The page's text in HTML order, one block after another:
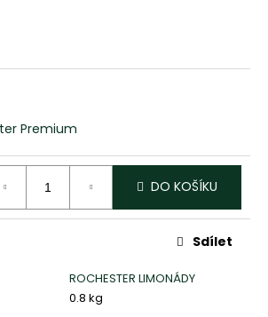
Premium
DO KOŠÍKU
ROCHESTER LIMONÁDY
0.8 kg
Sdílet
HLEDAT